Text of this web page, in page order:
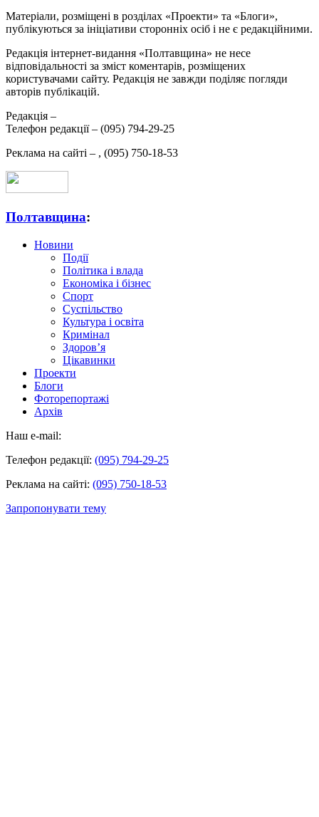
Матеріали, розміщені в розділах «Проекти» та «Блоги»,
публікуються за ініціативи сторонніх осіб і не є редакційними.
Редакція інтернет-видання «Полтавщина» не несе
відповідальності за зміст коментарів, розміщених
користувачами сайту. Редакція не завжди поділяє погляди
авторів публікацій.
Редакція –
Телефон редакції – (095) 794-29-25
Реклама на сайті – , (095) 750-18-53
Полтавщина:
Новини
Події
Політика і влада
Економіка і бізнес
Спорт
Суспільство
Культура і освіта
Кримінал
Здоров’я
Цікавинки
Проекти
Блоги
Фоторепортажі
Архів
Наш e-mail:
Телефон редакції: (095) 794-29-25
Реклама на сайті: (095) 750-18-53
Запропонувати тему